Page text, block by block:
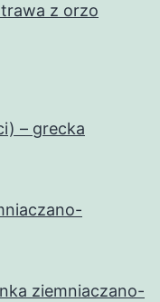
z orzo
– grecka
ziemniaczano-